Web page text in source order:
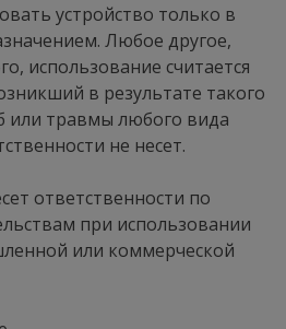
устройство только в
Любое другое,
использование считается
в результате такого
или травмы любого вида
не несет.
ответственности по
при использовании
или коммерческой